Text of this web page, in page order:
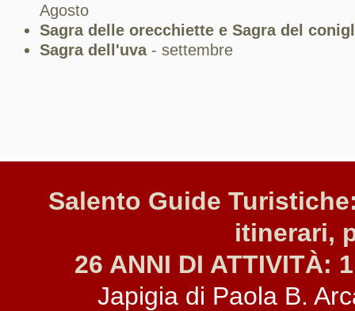
Agosto
Sagra delle orecchiette e Sagra del
Sagra dell'uva- settembre
Salento Guide
itinerari,
26 ANNI DI ATTIVITÀ:
Japigia di Paola B.